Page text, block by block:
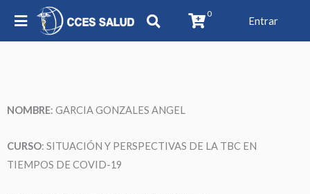
0
Entrar
NOMBRE: GARCIA GONZALES ANGEL
CURSO: SITUACIÓN Y PERSPECTIVAS DE LA TBC EN
TIEMPOS DE COVID-19